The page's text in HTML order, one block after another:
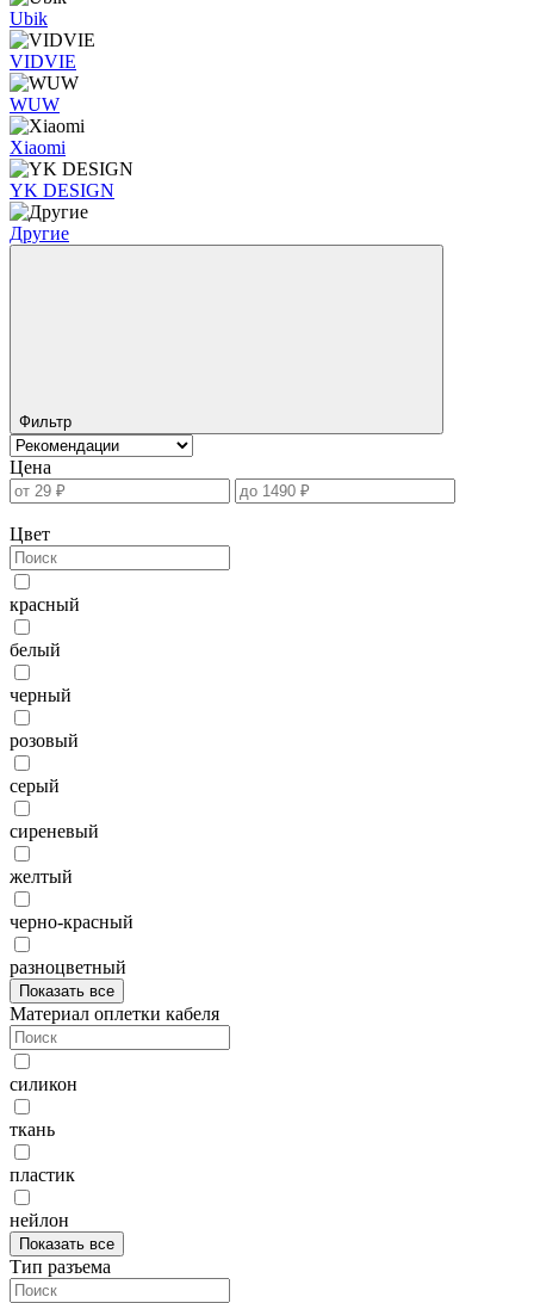
Ubik
VIDVIE
WUW
Xiaomi
YK DESIGN
Другие
Фильтр
Цена
Цвет
красный
белый
черный
розовый
серый
сиреневый
желтый
черно-красный
разноцветный
Показать все
Материал оплетки кабеля
силикон
ткань
пластик
нейлон
Показать все
Тип разъема